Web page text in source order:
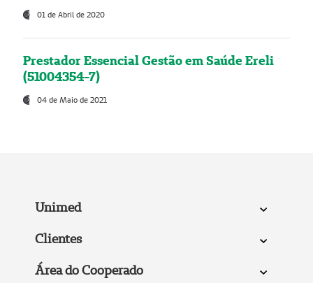
01 de Abril de 2020
Prestador Essencial Gestão em Saúde Ereli
(51004354-7)
04 de Maio de 2021
Unimed
Clientes
Área do Cooperado